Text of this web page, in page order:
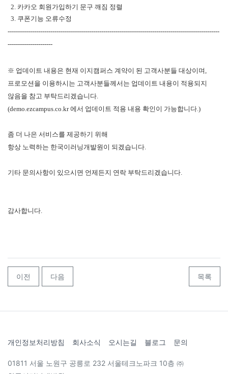
2. 카카오 회원가입하기 문구 깨짐 정렬
3. 쿠폰기능 오류수정
--------------------------------------------------------------------------------------------------------
----------------------
※ 업데이트 내용은 현재 이지캠퍼스 계약이 된 고객사분들 대상이며,
프로모션을 이용하시는 고객사분들께서는 업데이트 내용이 적용되지
않음을 참고 부탁드리겠습니다.
(demo.ezcampus.co.kr 에서 업데이트 적용 내용 확인이 가능합니다.)
좀 더 나은 서비스를 제공하기 위해
항상 노력하는 한국이러닝개발원이 되겠습니다.
기타 문의사항이 있으시면 언제든지 연락 부탁드리겠습니다.
감사합니다.
이전 다음 목록
개인정보처리방침 회사소식 오시는길 블로그 문의
01811 서울 노원구 공릉로 232 서울테크노파크 10층 ㈜